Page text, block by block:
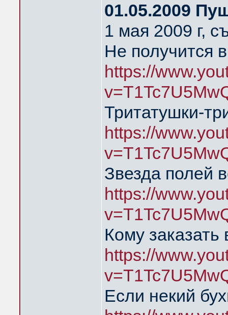
01.05.2009
1 мая 2009 г,
Не получится
https://
Тритатушки-
https://
Звезда полей
https://
Кому заказать
https://
Если некий